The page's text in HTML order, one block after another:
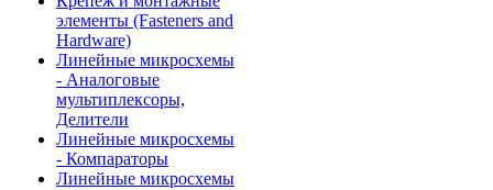
элементы (Fasteners and
Hardware)
Линейные микросхемы
- Аналоговые
мультиплексоры,
Делители
Линейные микросхемы
- Компараторы
Линейные микросхемы